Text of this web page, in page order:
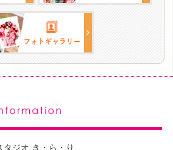
タジオ き・ら・り